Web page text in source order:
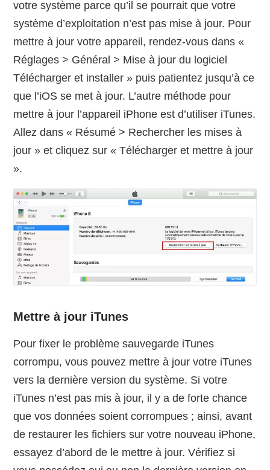
votre système parce qu’il se pourrait que votre
système d’exploitation n’est pas mise à jour. Pour
mettre à jour votre appareil, rendez-vous dans «
Réglages > Général > Mise à jour du logiciel
Télécharger et installer » puis patientez jusqu’à ce
que l’iOS se met à jour. L’autre méthode pour
mettre à jour l’appareil iPhone est d’utiliser iTunes.
Allez dans « Résumé > Rechercher les mises à
jour » et cliquez sur « Télécharger et mettre à jour
».
Mettre à jour iTunes
Pour fixer le problème sauvegarde iTunes
corrompu, vous pouvez mettre à jour votre iTunes
vers la dernière version du système. Si votre
iTunes n’est pas mis à jour, il y a de forte chance
que vos données soient corrompues ; ainsi, avant
de restaurer les fichiers sur votre nouveau iPhone,
essayez d’abord de le mettre à jour. Vérifiez si